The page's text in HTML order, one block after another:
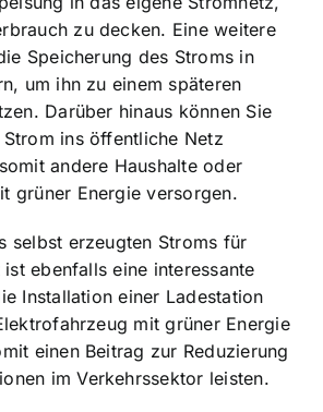
zu decken. Eine weitere
Speicherung des Stroms in
um ihn zu einem späteren
Darüber hinaus können Sie
ins öffentliche Netz
andere Haushalte oder
grüner Energie versorgen.
selbst erzeugten Stroms für
ebenfalls eine interessante
Installation einer Ladestation
mit grüner Energie
einen Beitrag zur Reduzierung
im Verkehrssektor leisten.